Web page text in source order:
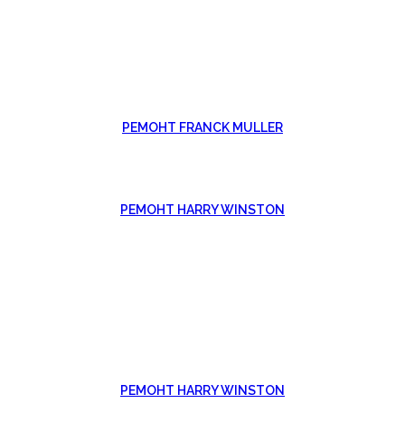
РЕМОНТ FRANCK MULLER
РЕМОНТ HARRY WINSTON
РЕМОНТ HARRY WINSTON